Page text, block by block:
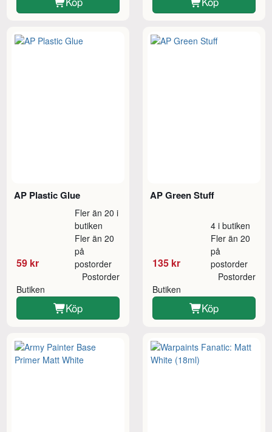
AP Plastic Glue
59 kr
Fler än 20 i
butiken
Fler än 20
på
postorder
Butiken
Postorder
Köp
AP Green Stuff
135 kr
4 i butiken
Fler än 20
på
postorder
Butiken
Postorder
Köp